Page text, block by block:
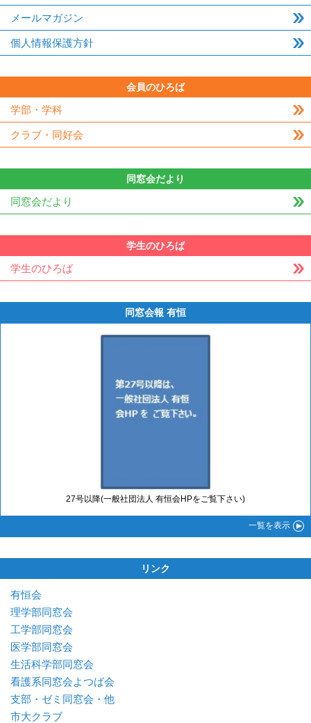
メールマガジン
個人情報保護方針
会員のひろば
学部・学科
クラブ・同好会
同窓会だより
同窓会だより
学生のひろば
学生のひろば
同窓会報 有恒
27号以降(一般社団法人 有恒会HPをご覧下さい)
一覧を表示
リンク
有恒会
理学部同窓会
工学部同窓会
医学部同窓会
生活科学部同窓会
看護系同窓会よつば会
支部・ゼミ同窓会・他
市大クラブ